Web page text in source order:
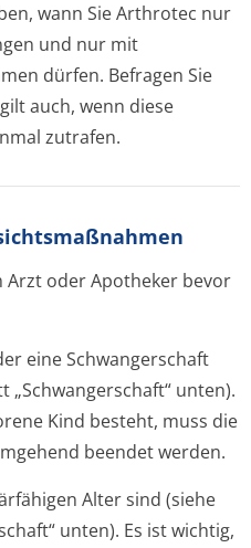
wann Sie Arthrotec nur
und nur mit
dürfen. Befragen Sie
auch, wenn diese
zutrafen.
Arzt oder Apotheker bevor
eine Schwangerschaft
unten).
Kind besteht, muss die
beendet werden.
Alter sind (siehe
unten). Es ist wichtig,